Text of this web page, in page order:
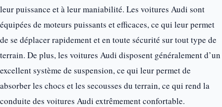
leur puissance et à leur maniabilité. Les voitures Audi sont
équipées de moteurs puissants et efficaces, ce qui leur permet
de se déplacer rapidement et en toute sécurité sur tout type de
terrain. De plus, les voitures Audi disposent généralement d’un
excellent système de suspension, ce qui leur permet de
absorber les chocs et les secousses du terrain, ce qui rend la
conduite des voitures Audi extrêmement confortable.